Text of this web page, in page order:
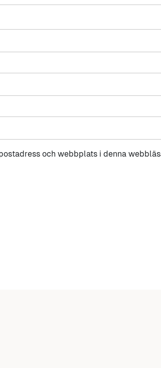
och webbplats i denna